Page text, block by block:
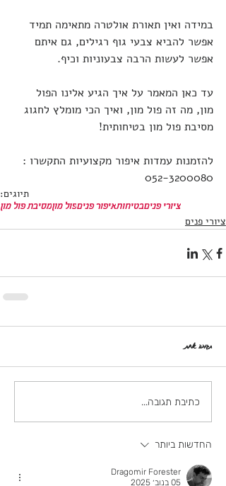
במידה ואין תאורת אולטרה מתאימה תמיד
אפשר להביא צבעי גוף רגילים, גם איתם
אפשר לעשות הרבה צבעוניות וכיף.
עד כאן המאמר על איך הגיע אלינו הפול
מון, מה זה פול מון, ואיך הכי מומלץ לחגוג
מסיבת פול מון בטיחותית!
להזמנות עמדות איפור מקצועיות התקשרו :
052-3200080
תיוגים:
ציורי פניםבטיחותאיפור פניםפול מוןמסיבת פול מון
ציורי פנים
תגובה אחת
כתיבת תגובה...
החדשות ביותר
Dragomir Forester
05 בנוב׳ 2025